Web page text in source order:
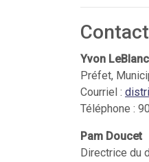
Yvon LeBlanc
Préfet,
Courriel :
Téléphone :
Pam Doucet
Directrice du